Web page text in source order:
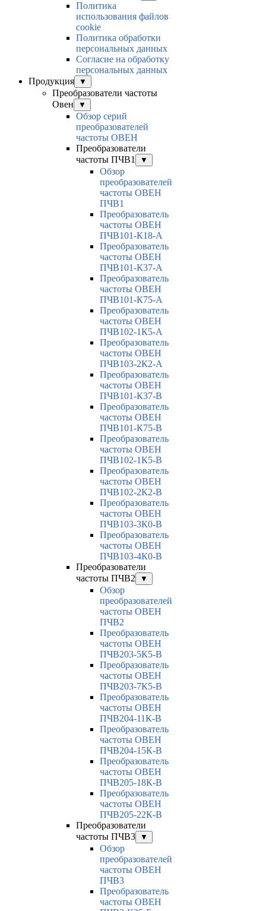
Политика
использования файлов
cookie
Политика обработки
персональных данных
Согласие на обработку
персональных данных
Продукция
▼
Преобразователи частоты
Овен
▼
Обзор серий
преобразователей
частоты ОВЕН
Преобразователи
частоты ПЧВ1
▼
Обзор
преобразователей
частоты ОВЕН
ПЧВ1
Преобразователь
частоты ОВЕН
ПЧВ101-К18-А
Преобразователь
частоты ОВЕН
ПЧВ101-К37-А
Преобразователь
частоты ОВЕН
ПЧВ101-К75-А
Преобразователь
частоты ОВЕН
ПЧВ102-1К5-А
Преобразователь
частоты ОВЕН
ПЧВ103-2К2-А
Преобразователь
частоты ОВЕН
ПЧВ101-К37-В
Преобразователь
частоты ОВЕН
ПЧВ101-К75-В
Преобразователь
частоты ОВЕН
ПЧВ102-1К5-В
Преобразователь
частоты ОВЕН
ПЧВ102-2К2-В
Преобразователь
частоты ОВЕН
ПЧВ103-3К0-В
Преобразователь
частоты ОВЕН
ПЧВ103-4К0-В
Преобразователи
частоты ПЧВ2
▼
Обзор
преобразователей
частоты ОВЕН
ПЧВ2
Преобразователь
частоты ОВЕН
ПЧВ203-5К5-В
Преобразователь
частоты ОВЕН
ПЧВ203-7К5-В
Преобразователь
частоты ОВЕН
ПЧВ204-11К-В
Преобразователь
частоты ОВЕН
ПЧВ204-15К-В
Преобразователь
частоты ОВЕН
ПЧВ205-18К-В
Преобразователь
частоты ОВЕН
ПЧВ205-22К-В
Преобразователи
частоты ПЧВ3
▼
Обзор
преобразователей
частоты ОВЕН
ПЧВ3
Преобразователь
частоты ОВЕН